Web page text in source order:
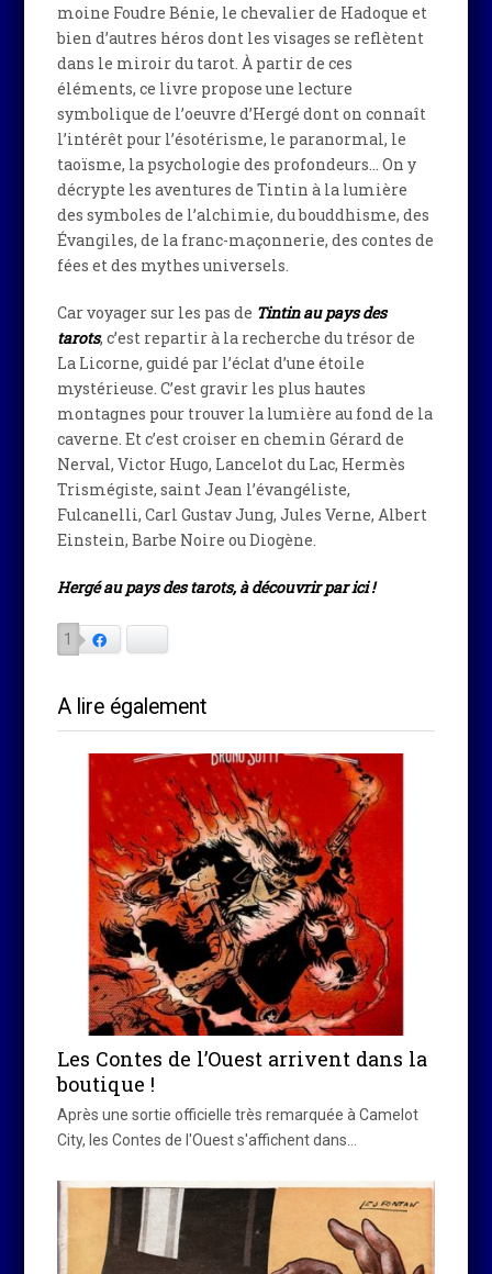
moine Foudre Bénie, le chevalier de Hadoque et
bien d’autres héros dont les visages se reflètent
dans le miroir du tarot. À partir de ces
éléments, ce livre propose une lecture
symbolique de l’oeuvre d’Hergé dont on connaît
l’intérêt pour l’ésotérisme, le paranormal, le
taoïsme, la psychologie des profondeurs… On y
décrypte les aventures de Tintin à la lumière
des symboles de l’alchimie, du bouddhisme, des
Évangiles, de la franc-maçonnerie, des contes de
fées et des mythes universels.
Car voyager sur les pas de Tintin au pays des
tarots, c’est repartir à la recherche du trésor de
La Licorne, guidé par l’éclat d’une étoile
mystérieuse. C’est gravir les plus hautes
montagnes pour trouver la lumière au fond de la
caverne. Et c’est croiser en chemin Gérard de
Nerval, Victor Hugo, Lancelot du Lac, Hermès
Trismégiste, saint Jean l’évangéliste,
Fulcanelli, Carl Gustav Jung, Jules Verne, Albert
Einstein, Barbe Noire ou Diogène.
Hergé au pays des tarots, à découvrir par ici !
1
A lire également
Les Contes de l’Ouest arrivent dans la
boutique !
Après une sortie officielle très remarquée à Camelot
City, les Contes de l'Ouest s'affichent dans…